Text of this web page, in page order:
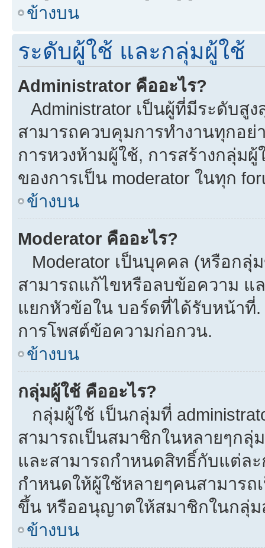
ข้างบน
ระดับผู้ใช้ และกลุ่มผู้ใช้
Administrator คืออะไร?
Administrator เป็นผู้ที่มีระดับสู
สามารถควบคุมการทำงานทุกอย่
การหวงห้ามผู้ใช้, การสร้างกลุ่ม
ของการเป็น moderator ในทุก
ข้างบน
Moderator คืออะไร?
Moderator เป็นบุคคล (หรือก
สามารถแก้ไขหรือลบข้อความ แ
แยกหัวข้อใน บอร์ดที่ได้รับหน้าที่.
การโพสต์ข้อความก่อกวน.
ข้างบน
กลุ่มผู้ใช้ คืออะไร?
กลุ่มผู้ใช้ เป็นกลุ่มที่
สามารถเป็นสมาชิกในหลายๆก
และสามารถกำหนดสิทธิ์กับแต่ละ
กำหนดให้ผู้ใช้หลายๆคนสามารถ
ขึ้น หรืออนุญาตให้สมาชิกในกลุ่ม
ข้างบน